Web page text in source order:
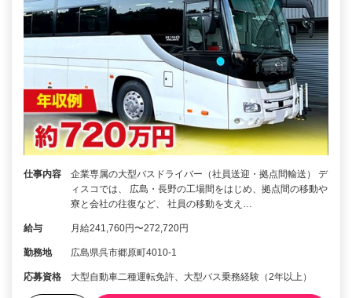
仕事内容
企業専属の大型バスドライバー（社員送迎・拠点間輸送） デ
ィスコでは、 広島・長野の工場間をはじめ、拠点間の移動や
寮と会社の往復など、 社員の移動を支え…
給与 月給241,760円〜272,720円
勤務地 広島県呉市郷原町4010-1
応募資格 大型自動車二種運転免許、大型バス乗務経験（2年以上）